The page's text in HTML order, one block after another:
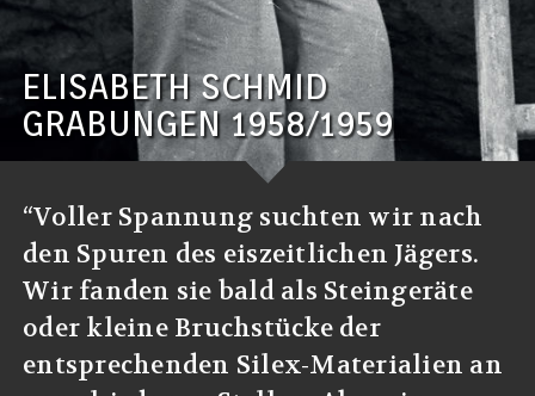
ELISABETH SCHMID
GRABUNGEN 1958/1959
“Voller Spannung suchten wir nach
den Spuren des eiszeitlichen Jägers.
Wir fanden sie bald als Steingeräte
oder kleine Bruchstücke der
entsprechenden Silex-Materialien an